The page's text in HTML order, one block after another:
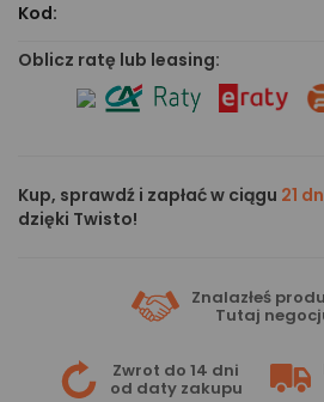
Kod:
Oblicz ratę lub leasing:
Kup, sprawdź i zapłać w ciągu 21
dzięki Twisto!
Znalazłeś
Tutaj
Zwrot do 14 dni
od daty zakupu